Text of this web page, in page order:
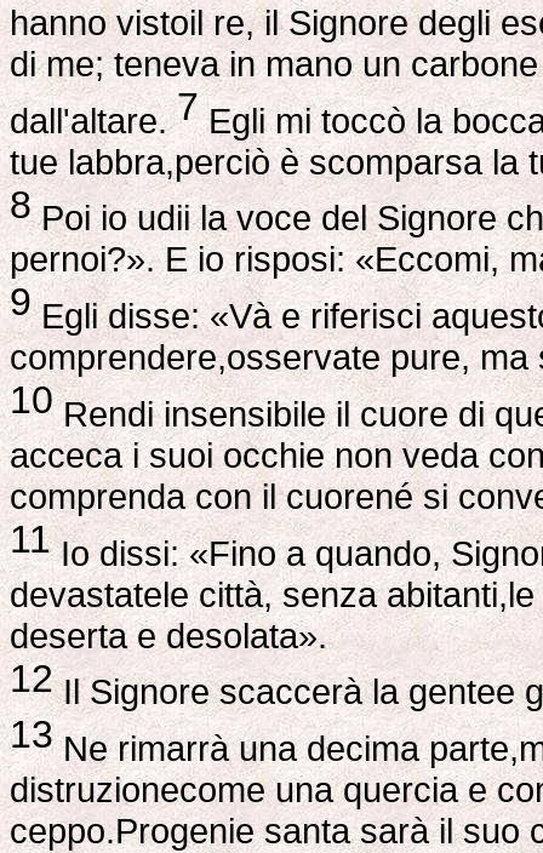
hanno vistoil re, il Signore degli
di me; teneva in mano un
dall'altare.7Egli mi toccò la
tue labbra,perciò è scomparsa la
8Poi io udii la voce del Signore
pernoi?». E io risposi: «Eccomi,
9Egli disse: «Và e riferisci
comprendere,osservate pure,
10Rendi insensibile il cuore di
acceca i suoi occhie non veda
comprenda con il cuorené si
11Io dissi: «Fino a quando,
devastatele città, senza
deserta e desolata».
12Il Signore scaccerà la gentee
13Ne rimarrà una decima
distruzionecome una quercia e
ceppo.Progenie santa sarà il suo